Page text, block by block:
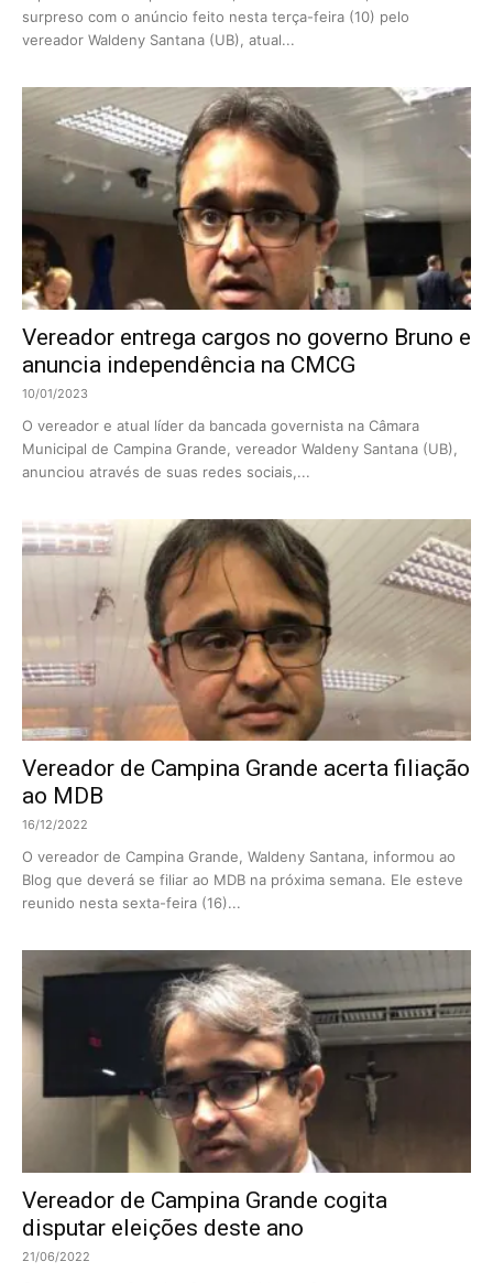
surpreso com o anúncio feito nesta terça-feira (10) pelo
vereador Waldeny Santana (UB), atual...
Vereador entrega cargos no governo Bruno e
anuncia independência na CMCG
10/01/2023
O vereador e atual líder da bancada governista na Câmara
Municipal de Campina Grande, vereador Waldeny Santana (UB),
anunciou através de suas redes sociais,...
Vereador de Campina Grande acerta filiação
ao MDB
16/12/2022
O vereador de Campina Grande, Waldeny Santana, informou ao
Blog que deverá se filiar ao MDB na próxima semana. Ele esteve
reunido nesta sexta-feira (16)...
Vereador de Campina Grande cogita
disputar eleições deste ano
21/06/2022